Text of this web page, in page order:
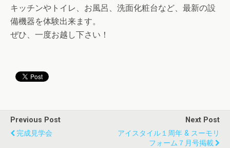
キッチンやトイレ、お風呂、洗面化粧台など、最新の設
備機器を体験出来ます。
ぜひ、一度お越し下さい！
Previous Post
完成見学会
Next Post
アイスタイル１周年 & スーモリ
フォーム７月号掲載